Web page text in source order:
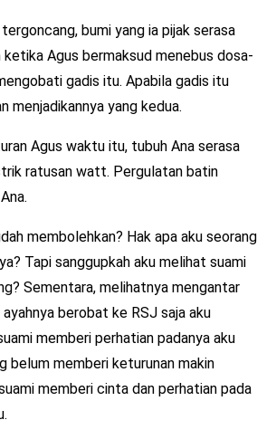
bumi yang ia pijak serasa
Agus bermaksud menebus dosa-
gadis itu. Apabila gadis itu
menjadikannya yang kedua.
Agus waktu itu, tubuh Ana serasa
ratusan watt. Pergulatan batin
membolehkan? Hak apa aku seorang
Tapi sanggupkah aku melihat suami
Sementara, melihatnya mengantar
berobat ke RSJ saja aku
memberi perhatian padanya aku
belum memberi keturunan makin
memberi cinta dan perhatian pada